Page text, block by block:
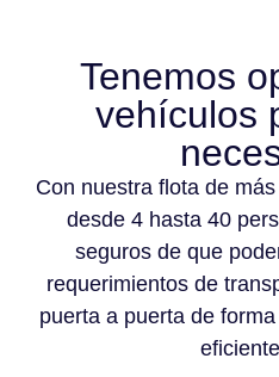
Tenemos
vehículos
Con nuestra flota de
desde 4 hasta 40
seguros de que
requerimientos de
puerta a puerta de